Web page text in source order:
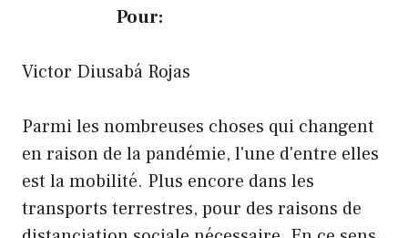
Pour:
Victor Diusabá Rojas
Parmi les nombreuses choses qui changent
en raison de la pandémie, l'une d'entre elles
est la mobilité. Plus encore dans les
transports terrestres, pour des raisons de